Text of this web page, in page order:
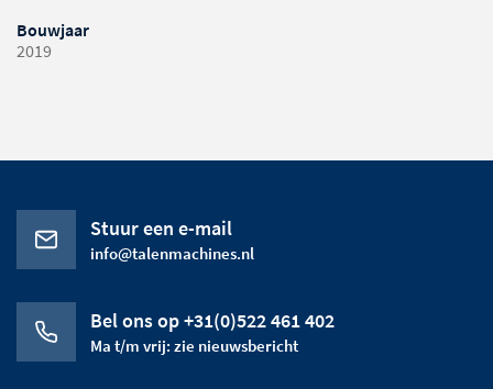
Bouwjaar
2019
Stuur een e-mail
info@talenmachines.nl
Bel ons op +31(0)522 461 402
Ma t/m vrij: zie nieuwsbericht